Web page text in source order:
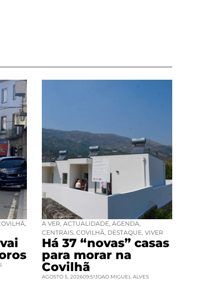
, A VER, ACTUALIDADE, AGENDA,
CENTRAIS, COVILHÃ, DESTAQUE, VIVER
Há 37 “novas” casas
para morar na
Covilhã
AGOSTO 5, 202609:51JOAO MIGUEL ALVES